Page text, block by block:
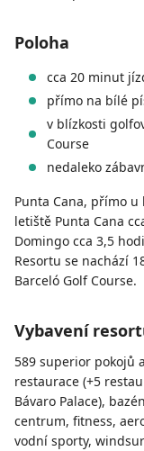
Poloha
cca 20 minut
přímo na bílé
v blízkosti
Course
nedaleko
Punta Cana, přímo u
letiště Punta Cana
Domingo cca 3,5
Resortu se nachází
Barceló Golf Course.
Vybavení
589 superior pokojů
restaurace (+5
Bávaro Palace),
centrum, fitness,
vodní sporty,